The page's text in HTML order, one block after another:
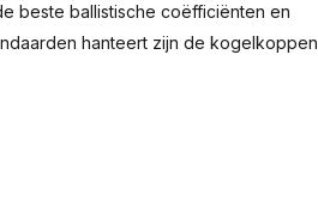
beste ballistische coëfficiënten en
hanteert zijn de kogelkoppen